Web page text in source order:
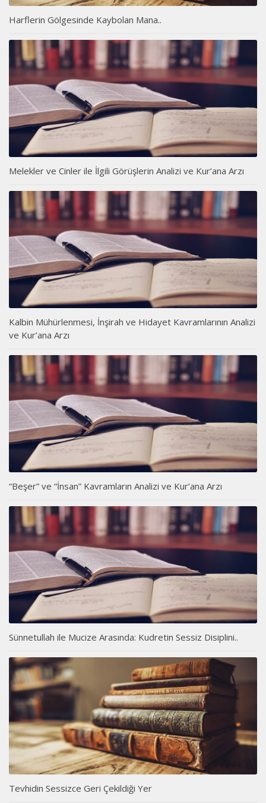
Harflerin Gölgesinde Kaybolan Mana..
Melekler ve Cinler ile İlgili Görüşlerin Analizi ve Kur’ana Arzı
Kalbin Mühürlenmesi, İnşirah ve Hidayet Kavramlarının Analizi
ve Kur’ana Arzı
“Beşer” ve “İnsan” Kavramların Analizi ve Kur’ana Arzı
Sünnetullah ile Mucize Arasında: Kudretin Sessiz Disiplini..
Tevhidin Sessizce Geri Çekildiği Yer